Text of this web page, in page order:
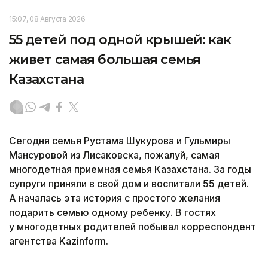
15:07, 08 Августа 2026
55 детей под одной крышей: как
живет самая большая семья
Казахстана
Сегодня семья Рустама Шукурова и Гульмиры
Мансуровой из Лисаковска, пожалуй, самая
многодетная приемная семья Казахстана. За годы
супруги приняли в свой дом и воспитали 55 детей.
А началась эта история с простого желания
подарить семью одному ребенку. В гостях
у многодетных родителей побывал корреспондент
агентства Kazinform.